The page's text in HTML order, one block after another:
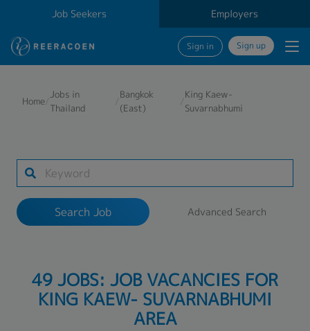
Job Seekers Employers
Sign in Sign up
1 selected
Home/
Jobs in
Thailand
/
Bangkok
(East)
/
King Kaew-
Suvarnabhumi
Search Job Advanced Search
49 JOBS: JOB VACANCIES FOR
KING KAEW- SUVARNABHUMI
AREA